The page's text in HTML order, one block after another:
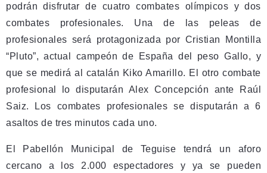
podrán disfrutar de cuatro combates olímpicos y dos
combates profesionales. Una de las peleas de
profesionales será protagonizada por Cristian Montilla
“Pluto”, actual campeón de España del peso Gallo, y
que se medirá al catalán Kiko Amarillo. El otro combate
profesional lo disputarán Alex Concepción ante Raúl
Saiz. Los combates profesionales se disputarán a 6
asaltos de tres minutos cada uno.
El Pabellón Municipal de Teguise tendrá un aforo
cercano a los 2.000 espectadores y ya se pueden